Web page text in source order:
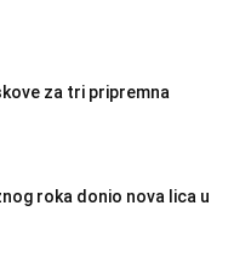
za tri pripremna
roka donio nova lica u